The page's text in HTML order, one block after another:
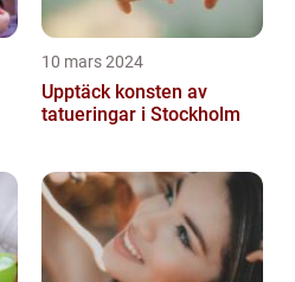
10 mars 2024
Upptäck konsten av
tatueringar i Stockholm